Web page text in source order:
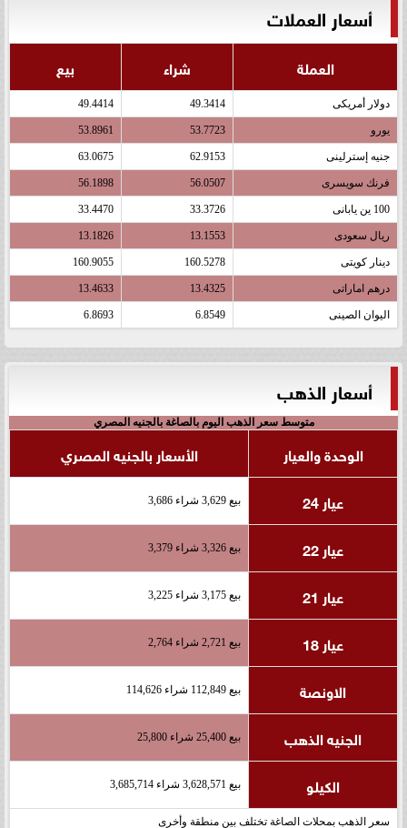
أسعار العملات
العملة شراء بيع
دولار أمريكى 49.3414
49.4414
يورو 53.7723
53.8961
جنيه إسترلينى 62.9153
63.0675
فرنك سويسرى 56.0507
56.1898
100 ين يابانى 33.3726
33.4470
ريال سعودى 13.1553
13.1826
دينار كويتى 160.5278
160.9055
درهم اماراتى 13.4325
13.4633
اليوان الصينى 6.8549
6.8693
أسعار الذهب
متوسط سعر الذهب اليوم بالصاغة بالجنيه المصري
الوحدة والعيار
الأسعار بالجنيه المصري
عيار 24
بيع 3,629 شراء 3,686
عيار 22 بيع 3,326 شراء 3,379
عيار 21 بيع 3,175 شراء 3,225
عيار 18 بيع 2,721 شراء 2,764
الاونصة بيع 112,849 شراء 114,626
الجنيه الذهب بيع 25,400 شراء 25,800
الكيلو بيع 3,628,571 شراء 3,685,714
سعر الذهب بمحلات الصاغة تختلف بين منطقة وأخرى